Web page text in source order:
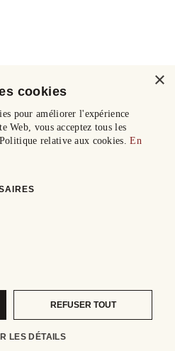
×
cookies
pour améliorer l'expérience
Web, vous acceptez tous les
relative aux cookies.En
REFUSER TOUT
LES DÉTAILS